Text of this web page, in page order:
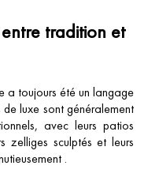
tradition et
a toujours été un langage
luxe sont généralement
avec leurs patios
zelliges sculptés et leurs
.